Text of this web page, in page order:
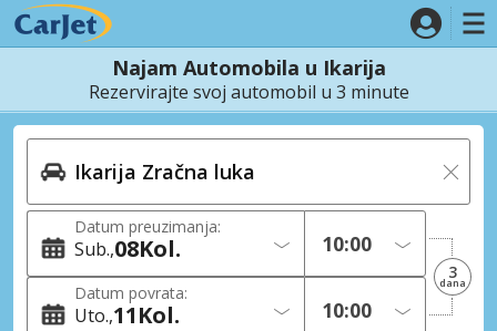
Najam Automobila u Ikarija
Rezervirajte svoj automobil u 3 minute
Datum preuzimanja:
Sub. 08Kol.
Datum povrata:
Uto. 11Kol.
3
dana